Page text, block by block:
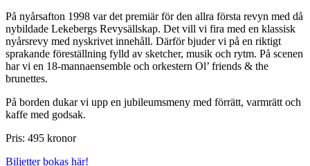
På nyårsafton 1998 var det premiär för den allra första revyn med då
nybildade Lekebergs Revysällskap. Det vill vi fira med en klassisk
nyårsrevy med nyskrivet innehåll. Därför bjuder vi på en riktigt
sprakande föreställning fylld av sketcher, musik och rytm. På scenen
har vi en 18-mannaensemble och orkestern Ol’ friends & the
brunettes.
På borden dukar vi upp en jubileumsmeny med förrätt, varmrätt och
kaffe med godsak.
Pris: 495 kronor
Biljetter bokas här!